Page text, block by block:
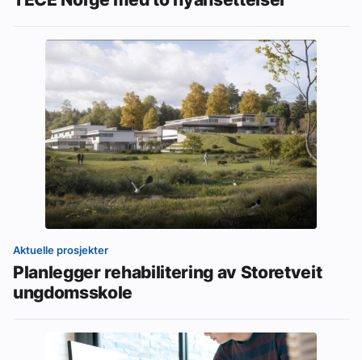
Aktuelle prosjekter
Planlegger rehabilitering av Storetveit
ungdomsskole